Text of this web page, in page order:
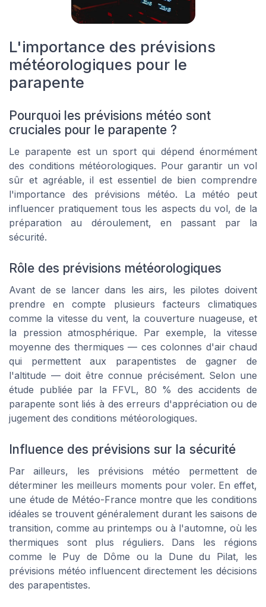
L'importance des prévisions
météorologiques pour le
parapente
Pourquoi les prévisions météo sont
cruciales pour le parapente ?
Le parapente est un sport qui dépend énormément
des conditions météorologiques. Pour garantir un vol
sûr et agréable, il est essentiel de bien comprendre
l'importance des prévisions météo. La météo peut
influencer pratiquement tous les aspects du vol, de la
préparation au déroulement, en passant par la
sécurité.
Rôle des prévisions météorologiques
Avant de se lancer dans les airs, les pilotes doivent
prendre en compte plusieurs facteurs climatiques
comme la vitesse du vent, la couverture nuageuse, et
la pression atmosphérique. Par exemple, la vitesse
moyenne des thermiques — ces colonnes d'air chaud
qui permettent aux parapentistes de gagner de
l'altitude — doit être connue précisément. Selon une
étude publiée par la FFVL, 80 % des accidents de
parapente sont liés à des erreurs d'appréciation ou de
jugement des conditions météorologiques.
Influence des prévisions sur la sécurité
Par ailleurs, les prévisions météo permettent de
déterminer les meilleurs moments pour voler. En effet,
une étude de Météo-France montre que les conditions
idéales se trouvent généralement durant les saisons de
transition, comme au printemps ou à l'automne, où les
thermiques sont plus réguliers. Dans les régions
comme le Puy de Dôme ou la Dune du Pilat, les
prévisions météo influencent directement les décisions
des parapentistes.